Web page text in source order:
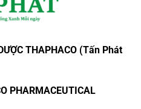
THAPHACO (Tấn Phát
PHARMACEUTICAL